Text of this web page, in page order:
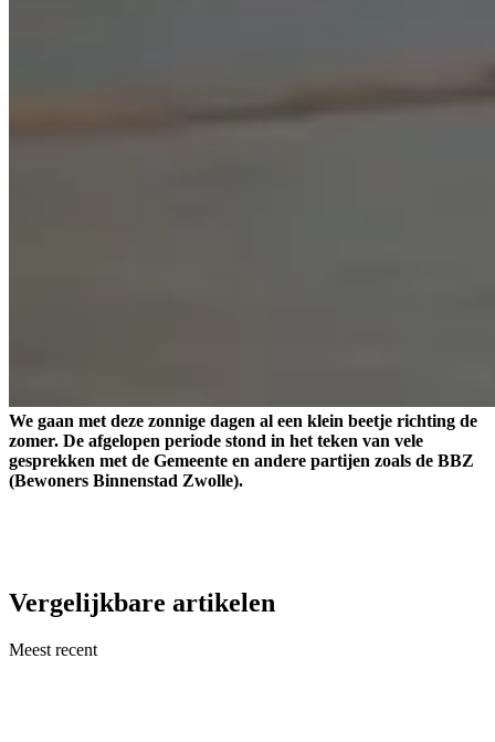
We gaan met deze zonnige dagen al een klein beetje richting de
zomer. De afgelopen periode stond in het teken van vele
gesprekken met de Gemeente en andere partijen zoals de BBZ
(Bewoners Binnenstad Zwolle).
Vergelijkbare artikelen
Meest recent